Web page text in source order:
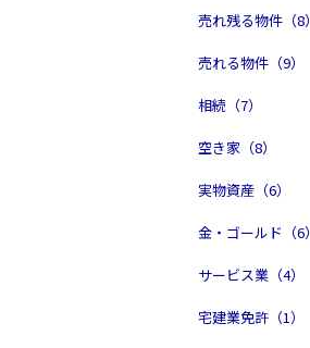
売れ残る物件（8）
売れる物件（9）
相続（7）
空き家（8）
実物資産（6）
金・ゴールド（6）
サービス業（4）
宅建業免許（1）